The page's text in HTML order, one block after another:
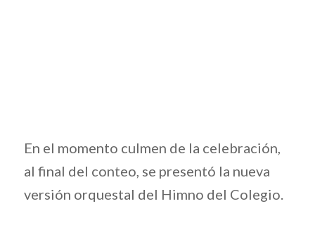
En el momento culmen de la celebración,
al final del conteo, se presentó la nueva
versión orquestal del Himno del Colegio.